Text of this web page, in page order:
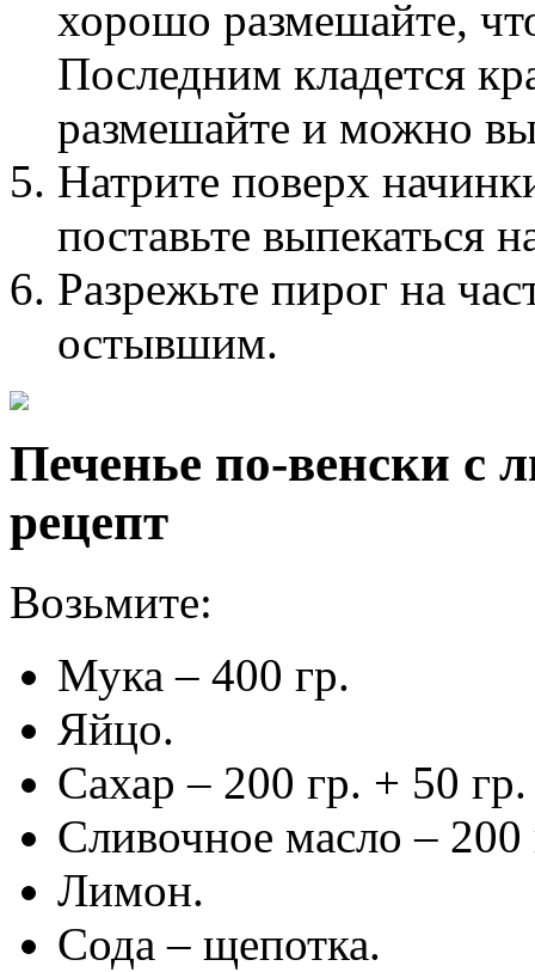
хорошо размешайте,
Последним кладется
размешайте и можно
Натрите поверх
поставьте выпекаться
Разрежьте пирог на
остывшим.
Печенье по-венски с
рецепт
Возьмите:
Мука – 400 гр.
Яйцо.
Сахар – 200 гр. + 50 гр.
Сливочное масло – 200
Лимон.
Сода – щепотка.